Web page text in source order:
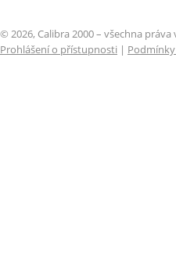
© 2026, Calibra 2000 – všechna práva
Prohlášení o přístupnosti |